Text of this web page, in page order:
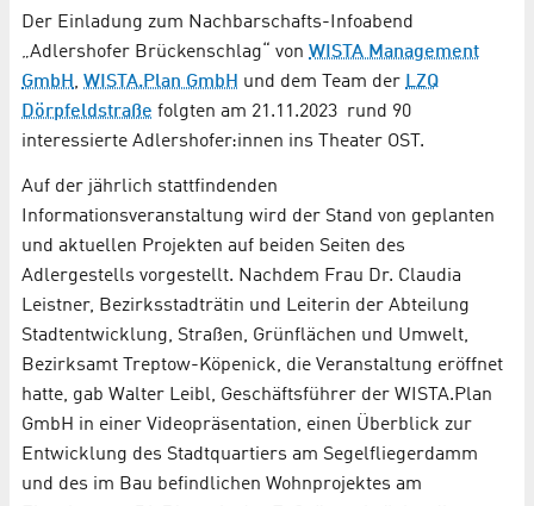
Der Einladung zum Nachbarschafts-Infoabend
„Adlershofer Brückenschlag“ von WISTA Management
GmbH, WISTA.Plan GmbH und dem Team der LZQ
Dörpfeldstraße folgten am 21.11.2023 rund 90
interessierte Adlershofer:innen ins Theater OST.
Auf der jährlich stattfindenden
Informationsveranstaltung wird der Stand von geplanten
und aktuellen Projekten auf beiden Seiten des
Adlergestells vorgestellt. Nachdem Frau Dr. Claudia
Leistner, Bezirksstadträtin und Leiterin der Abteilung
Stadtentwicklung, Straßen, Grünflächen und Umwelt,
Bezirksamt Treptow-Köpenick, die Veranstaltung eröffnet
hatte, gab Walter Leibl, Geschäftsführer der WISTA.Plan
GmbH in einer Videopräsentation, einen Überblick zur
Entwicklung des Stadtquartiers am Segelfliegerdamm
und des im Bau befindlichen Wohnprojektes am